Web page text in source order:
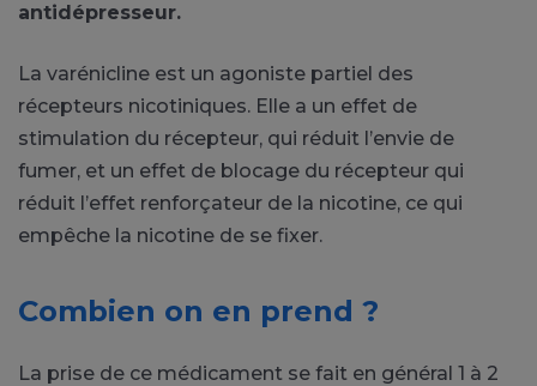
antidépresseur.
La varénicline est un agoniste partiel des
récepteurs nicotiniques. Elle a un effet de
stimulation du récepteur, qui réduit l’envie de
fumer, et un effet de blocage du récepteur qui
réduit l’effet renforçateur de la nicotine, ce qui
empêche la nicotine de se fixer.
Combien on en prend ?
La prise de ce médicament se fait en général 1 à 2